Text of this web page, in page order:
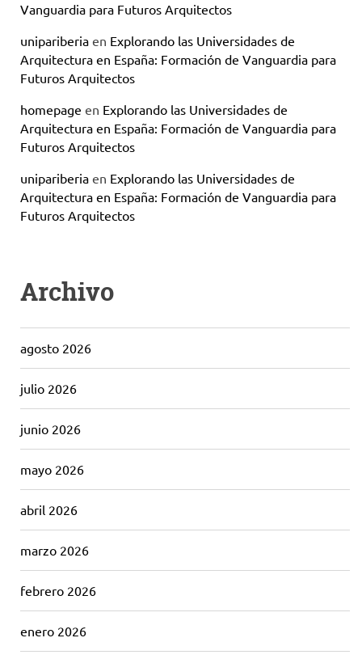
Vanguardia para Futuros Arquitectos
unipariberia en Explorando las Universidades de
Arquitectura en España: Formación de Vanguardia para
Futuros Arquitectos
homepage en Explorando las Universidades de
Arquitectura en España: Formación de Vanguardia para
Futuros Arquitectos
unipariberia en Explorando las Universidades de
Arquitectura en España: Formación de Vanguardia para
Futuros Arquitectos
Archivo
agosto 2026
julio 2026
junio 2026
mayo 2026
abril 2026
marzo 2026
febrero 2026
enero 2026